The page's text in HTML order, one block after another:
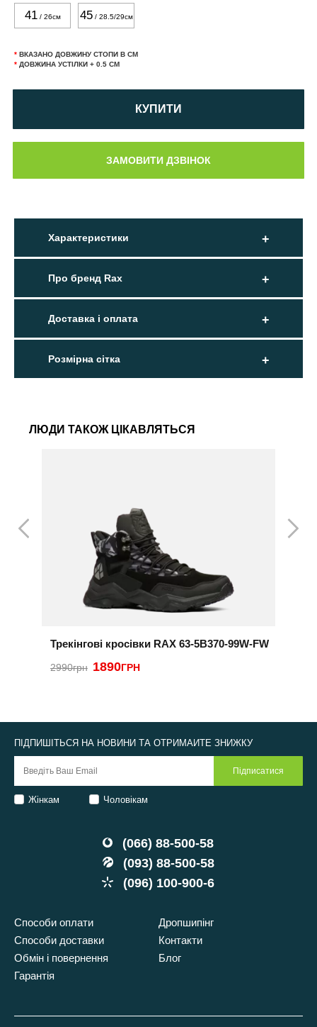
41/ 26см 45/ 28.5/29см
* ВКАЗАНО ДОВЖИНУ СТОПИ В СМ
* ДОВЖИНА УСТІЛКИ + 0.5 СМ
КУПИТИ
Характеристики
Про бренд Rax
Доставка і оплата
Розмірна сітка
ЛЮДИ ТАКОЖ ЦІКАВЛЯТЬСЯ
Трекінгові кросівки RAX 63-5B370-99W-FW
2990грн 1890ГРН
(066) 88-500-58
(093) 88-500-58
(096) 100-900-6
Способи оплати
Способи доставки
Обмін і повернення
Гарантія
Дропшипінг
Контакти
Блог
ПІДПИШІТЬСЯ НА НОВИНИ ТА ОТРИМАЙТЕ ЗНИЖКУ
Жінкам Чоловікам